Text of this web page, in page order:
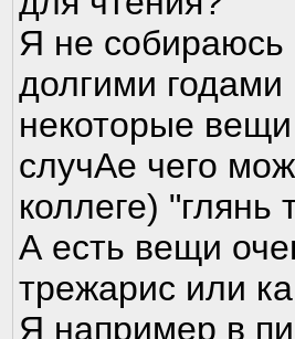
Я не собираюсь
долгими годами
некоторые
случАе чего
коллеге)
А есть вещи
трежарис или
Я например в